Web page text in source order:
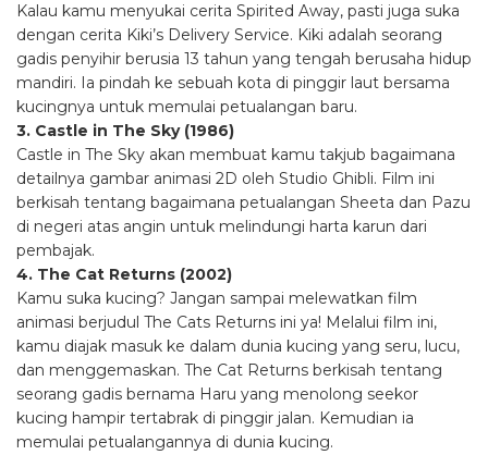
Kalau kamu menyukai cerita Spirited Away, pasti juga suka
dengan cerita Kiki’s Delivery Service. Kiki adalah seorang
gadis penyihir berusia 13 tahun yang tengah berusaha hidup
mandiri. Ia pindah ke sebuah kota di pinggir laut bersama
kucingnya untuk memulai petualangan baru.
3. Castle in The Sky (1986)
Castle in The Sky akan membuat kamu takjub bagaimana
detailnya gambar animasi 2D oleh Studio Ghibli. Film ini
berkisah tentang bagaimana petualangan Sheeta dan Pazu
di negeri atas angin untuk melindungi harta karun dari
pembajak.
4. The Cat Returns (2002)
Kamu suka kucing? Jangan sampai melewatkan film
animasi berjudul The Cats Returns ini ya! Melalui film ini,
kamu diajak masuk ke dalam dunia kucing yang seru, lucu,
dan menggemaskan. The Cat Returns berkisah tentang
seorang gadis bernama Haru yang menolong seekor
kucing hampir tertabrak di pinggir jalan. Kemudian ia
memulai petualangannya di dunia kucing.